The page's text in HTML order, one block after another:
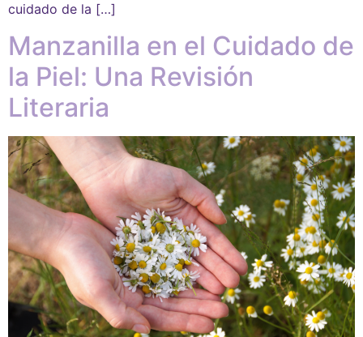
cuidado de la […]
Manzanilla en el Cuidado de
la Piel: Una Revisión
Literaria